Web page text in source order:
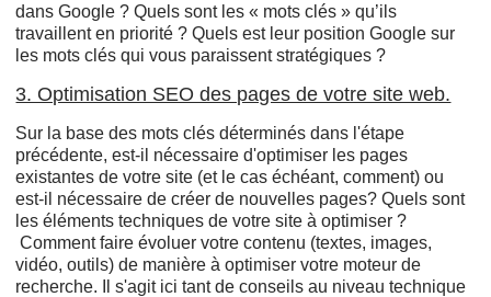
dans Google ? Quels sont les « mots clés » qu’ils
travaillent en priorité ? Quels est leur position Google sur
les mots clés qui vous paraissent stratégiques ?
3. Optimisation SEO des pages de votre site web.
Sur la base des mots clés déterminés dans l'étape
précédente, est-il nécessaire d'optimiser les pages
existantes de votre site (et le cas échéant, comment) ou
est-il nécessaire de créer de nouvelles pages? Quels sont
les éléments techniques de votre site à optimiser ?
Comment faire évoluer votre contenu (textes, images,
vidéo, outils) de manière à optimiser votre moteur de
recherche. Il s'agit ici tant de conseils au niveau technique